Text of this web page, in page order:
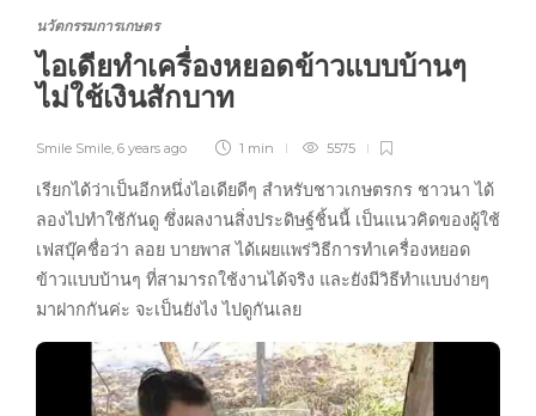
นวัตกรรมการเกษตร
ไอเดียทำเครื่องหยอดข้าวแบบบ้านๆ
ไม่ใช้เงินสักบาท
Smile Smile 6 years ago 1 min 5575
เรียกได้ว่าเป็นอีกหนึ่งไอเดียดีๆ สำหรับชาวเกษตรกร ชาวนา ได้
ลองไปทำใช้กันดู ซึ่งผลงานสิ่งประดิษฐ์ชิ้นนี้ เป็นแนวคิดของผู้ใช้
เฟสบุ๊คชื่อว่า ลอย บายพาส ได้เผยแพร่วิธีการทำเครื่องหยอด
ข้าวแบบบ้านๆ ที่สามารถใช้งานได้จริง และยังมีวิธีทำแบบง่ายๆ
มาฝากกันค่ะ จะเป็นยังไง ไปดูกันเลย